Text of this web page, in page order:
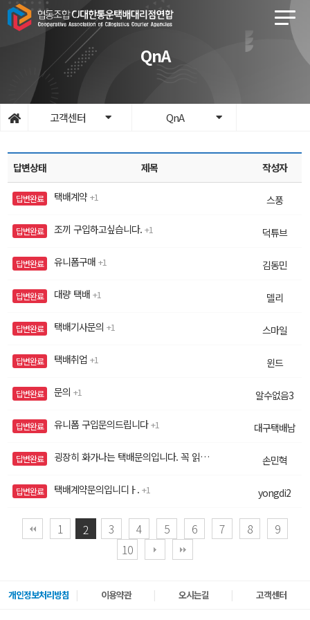
QnA
고객센터 QnA
답변상태 제목 작성자
답변완료 택배계약 1 스풍
답변완료 조끼 구입하고싶습니다. 1 덕튜브
답변완료 유니폼구매 1 김동민
답변완료 대량 택배 1 델리
답변완료 택배기사문의 1 스마일
답변완료 택배취업 1 윈드
답변완료 문의 1 알수없음3
답변완료 유니폼 구입문의드립니다 1 대구택배남
답변완료 굉장히 화가나는 택배문의입니다. 꼭 읽으세요 손민혁
답변완료 택배계약문의입니디ㅏ. 1 yongdi2
1 2 3 4 5 6 7 8
9
10
개인정보처리방침 이용약관 오시는길 고객센터